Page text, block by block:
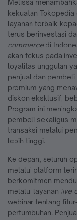
Melissa
kekuatan Tokopedia
layanan terbaik
terus berinvestasi
commerce di
akan fokus pada
loyalitas unggulan
penjual dan
premium yang
diskon eksklusif,
Program ini
pembeli sekaligus
transaksi melalui
lebih tinggi.
Ke depan, seluruh
melalui platform
berkomitmen
melalui layanan live
webinar tentang
pertumbuhan.